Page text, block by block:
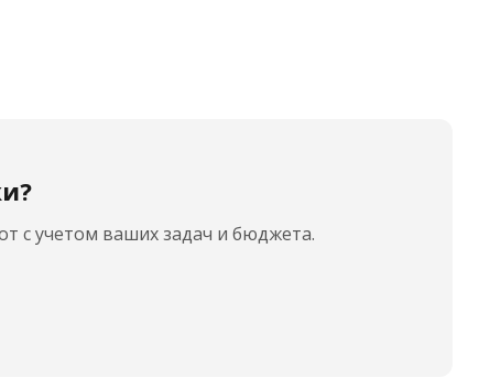
с учетом ваших задач и бюджета.